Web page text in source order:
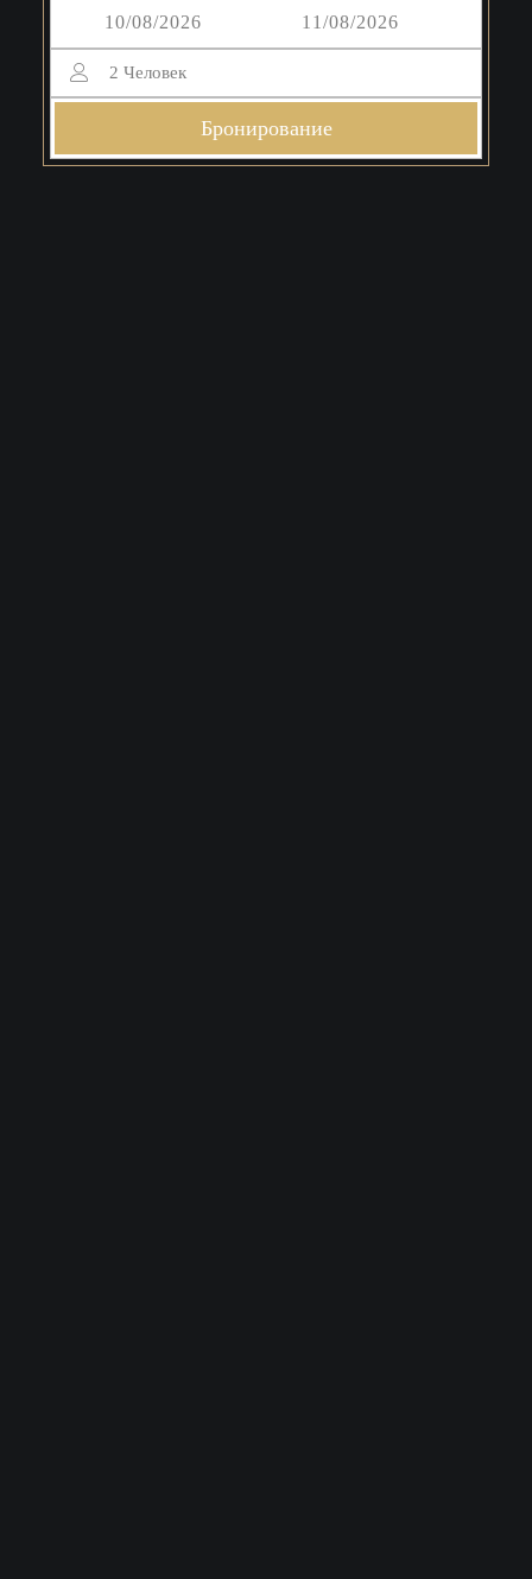
2 Человек
Бронирование